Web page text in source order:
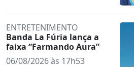
ENTRETENIMENTO
Banda La Fúria lança a
faixa “Farmando Aura”
06/08/2026 às 17h53